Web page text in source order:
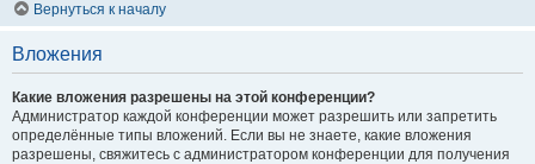
Вернуться к началу
Вложения
Какие вложения разрешены на этой конференции?
Администратор каждой конференции может разрешить или запретить
определённые типы вложений. Если вы не знаете, какие вложения
разрешены, свяжитесь с администратором конференции для получения